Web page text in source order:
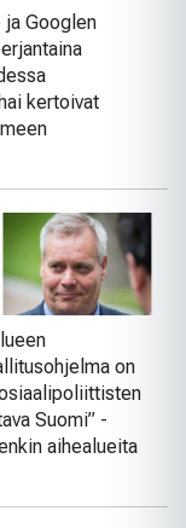
ja Googlen
kertoivat
on
Suomi” -
aihealueita